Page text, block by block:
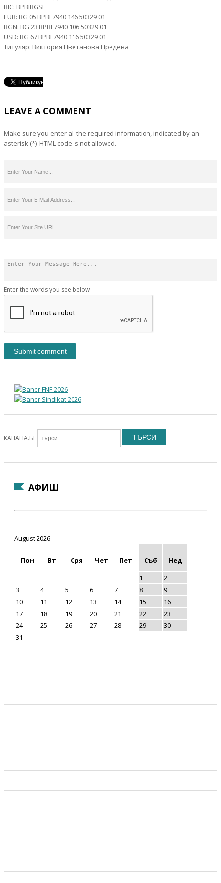
BIC: BPBIBGSF
EUR: BG 05 BPBI 7940 146 50329 01
BGN: BG 23 BPBI 7940 106 50329 01
USD: BG 67 BPBI 7940 116 50329 01
Титуляр: Виктория Цветанова Предева
LEAVE A COMMENT
Make sure you enter all the required information, indicated by an
asterisk (*). HTML code is not allowed.
Enter the words you see below
КАПАНА.БГ ТЪРСИ
АФИШ
August 2026
Пон Вт Сря Чет Пет Съб
Нед
1
2
3
4 5 6 7 8
9
10
11 12 13 14 15
16
17
18 19 20 21 22
23
24
25 26 27 28 29
30
31